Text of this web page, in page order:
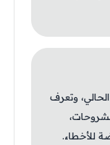
وتعرف
للأخطاء.